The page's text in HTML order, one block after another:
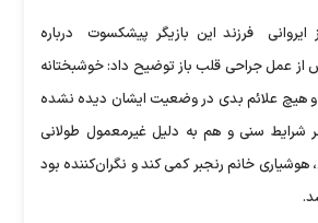
ایروانی فرزند این بازیگر پیشکسوت درباره
عمل جراحی قلب باز توضیح داد: خوشبختانه
علائم بدی در وضعیت ایشان دیده نشده
شرایط سنی و هم به دلیل غیرمعمول طولانی
خانم رنجبر کمی کند و نگران‌کننده بود